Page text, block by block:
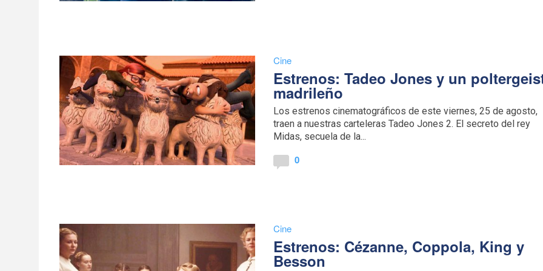
Cine
Estrenos: Tadeo Jones y un
madrileño
Los estrenos cinematográficos de este viernes, 25 de agosto,
traen a nuestras carteleras Tadeo Jones 2. El secreto del rey
Midas, secuela de la...
0
Cine
Estrenos: Cézanne, Coppola, King y
Besson